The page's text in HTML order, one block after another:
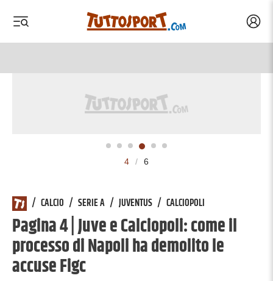
4 / 6
/ CALCIO / SERIE A / JUVENTUS / CALCIOPOLI
Pagina 4 | Juve e Calciopoli: come il
processo di Napoli ha demolito le
accuse Figc